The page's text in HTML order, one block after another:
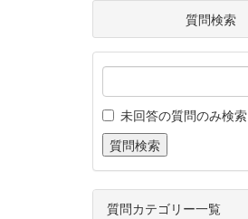
質問検索
未回答の質問のみ検索
質問カテゴリー一覧